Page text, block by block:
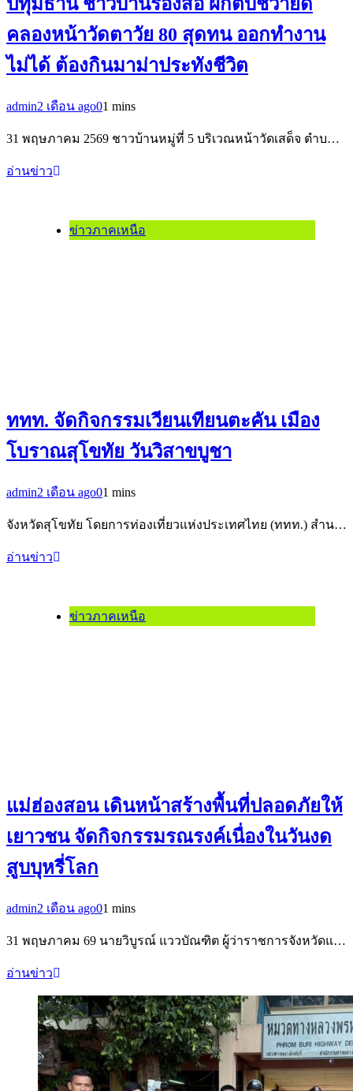
ปทุมธานี ชาวบ้านร้องสื่อ ผักตบชวายึด
คลองหน้าวัดตาวัย 80 สุดทน ออกทำงาน
ไม่ได้ ต้องกินมาม่าประทังชีวิต
admin2 เดือน ago01 mins
31 พฤษภาคม 2569 ชาวบ้านหมู่ที่ 5 บริเวณหน้าวัดเสด็จ ตำบ…
อ่านข่าว
ข่าวภาคเหนือ
ททท. จัดกิจกรรมเวียนเทียนตะคัน เมือง
โบราณสุโขทัย วันวิสาขบูชา
admin2 เดือน ago01 mins
จังหวัดสุโขทัย โดยการท่องเที่ยวแห่งประเทศไทย (ททท.) สำน…
อ่านข่าว
ข่าวภาคเหนือ
แม่ฮ่องสอน เดินหน้าสร้างพื้นที่ปลอดภัยให้
เยาวชน จัดกิจกรรมรณรงค์เนื่องในวันงด
สูบบุหรี่โลก
admin2 เดือน ago01 mins
31 พฤษภาคม 69 นายวิบูรณ์ แววบัณฑิต ผู้ว่าราชการจังหวัดแ…
อ่านข่าว